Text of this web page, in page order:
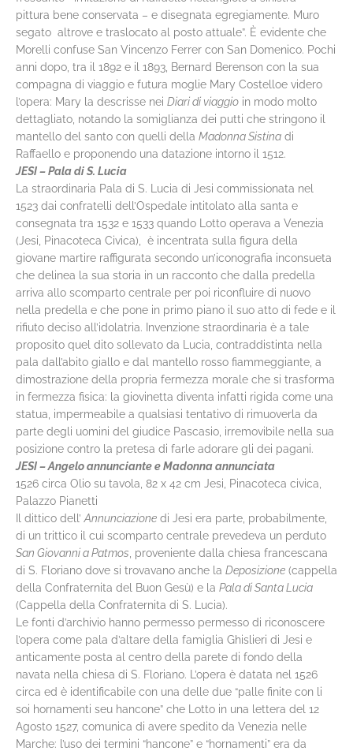
pittura bene conservata – e disegnata egregiamente. Muro
segato altrove e traslocato al posto attuale”. È evidente che
Morelli confuse San Vincenzo Ferrer con San Domenico. Pochi
anni dopo, tra il 1892 e il 1893, Bernard Berenson con la sua
compagna di viaggio e futura moglie Mary Costelloe videro
l’opera: Mary la descrisse nei Diari di viaggio in modo molto
dettagliato, notando la somiglianza dei putti che stringono il
mantello del santo con quelli della Madonna Sistina di
Raffaello e proponendo una datazione intorno il 1512.
JESI – Pala di S. Lucia
La straordinaria Pala di S. Lucia di Jesi commissionata nel
1523 dai confratelli dell’Ospedale intitolato alla santa e
consegnata tra 1532 e 1533 quando Lotto operava a Venezia
(Jesi, Pinacoteca Civica), è incentrata sulla figura della
giovane martire raffigurata secondo un’iconografia inconsueta
che delinea la sua storia in un racconto che dalla predella
arriva allo scomparto centrale per poi riconfluire di nuovo
nella predella e che pone in primo piano il suo atto di fede e il
rifiuto deciso all’idolatria. Invenzione straordinaria è a tale
proposito quel dito sollevato da Lucia, contraddistinta nella
pala dall’abito giallo e dal mantello rosso fiammeggiante, a
dimostrazione della propria fermezza morale che si trasforma
in fermezza fisica: la giovinetta diventa infatti rigida come una
statua, impermeabile a qualsiasi tentativo di rimuoverla da
parte degli uomini del giudice Pascasio, irremovibile nella sua
posizione contro la pretesa di farle adorare gli dei pagani.
JESI – Angelo annunciante e Madonna annunciata
1526 circa Olio su tavola, 82 x 42 cm Jesi, Pinacoteca civica,
Palazzo Pianetti
Il dittico dell’ Annunciazione di Jesi era parte, probabilmente,
di un trittico il cui scomparto centrale prevedeva un perduto
San Giovanni a Patmos , proveniente dalla chiesa francescana
di S. Floriano dove si trovavano anche la Deposizione (cappella
della Confraternita del Buon Gesù) e la Pala di Santa Lucia
(Cappella della Confraternita di S. Lucia).
Le fonti d’archivio hanno permesso permesso di riconoscere
l’opera come pala d’altare della famiglia Ghislieri di Jesi e
anticamente posta al centro della parete di fondo della
navata nella chiesa di S. Floriano. L’opera è datata nel 1526
circa ed è identificabile con una delle due “palle finite con li
soi hornamenti seu hancone” che Lotto in una lettera del 12
Agosto 1527, comunica di avere spedito da Venezia nelle
Marche: l’uso dei termini “hancone” e “hornamenti” era da